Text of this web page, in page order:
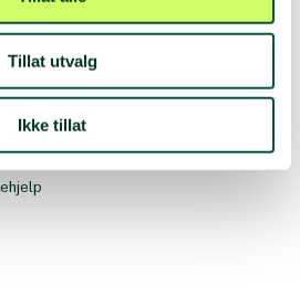
Tillat utvalg
Ikke tillat
som har kjempet frem
for gitt, som skeives rettigheter,
arbeidsliv. Alt dette kan i
hvis kneblingen av Palestina-